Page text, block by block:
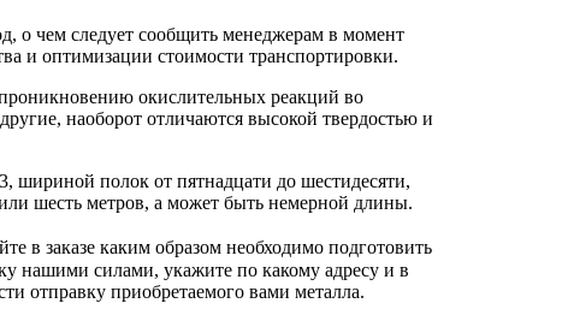
о чем следует сообщить менеджерам в момент
и оптимизации стоимости транспортировки.
окислительных реакций во
наоборот отличаются высокой твердостью и
полок от пятнадцати до шестидесяти,
шесть метров, а может быть немерной длины.
в заказе каким образом необходимо подготовить
нашими силами, укажите по какому адресу и в
отправку приобретаемого вами металла.